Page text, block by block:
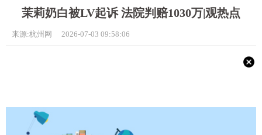
茉莉奶白被LV起诉 法院判赔1030万|观热点
来源:杭州网 2026-07-03 09:58:06